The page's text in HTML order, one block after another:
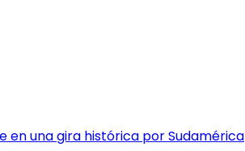
en una gira histórica por Sudamérica